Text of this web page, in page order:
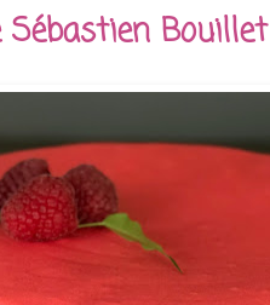
Bouillet